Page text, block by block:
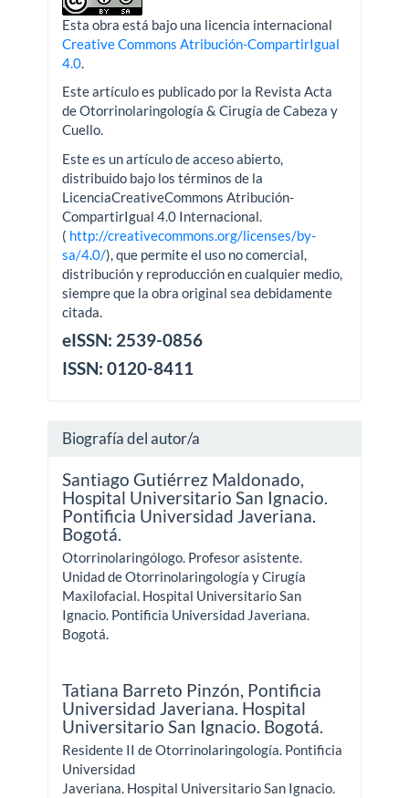
Esta obra está bajo una licencia internacional
Creative Commons Atribución-CompartirIgual
4.0.
Este artículo es publicado por la Revista Acta
de Otorrinolaringología & Cirugía de Cabeza y
Cuello.
Este es un artículo de acceso abierto,
distribuido bajo los términos de la
LicenciaCreativeCommons Atribución-
CompartirIgual 4.0 Internacional.
( http://creativecommons.org/licenses/by-
sa/4.0/), que permite el uso no comercial,
distribución y reproducción en cualquier medio,
siempre que la obra original sea debidamente
citada.
eISSN: 2539-0856
ISSN: 0120-8411
Biografía del autor/a
Santiago Gutiérrez Maldonado,
Hospital Universitario San Ignacio.
Pontificia Universidad Javeriana.
Bogotá.
Otorrinolaringólogo. Profesor asistente.
Unidad de Otorrinolaringología y Cirugía
Maxilofacial. Hospital Universitario San
Ignacio. Pontificia Universidad Javeriana.
Bogotá.
Tatiana Barreto Pinzón, Pontificia
Universidad Javeriana. Hospital
Universitario San Ignacio. Bogotá.
Residente II de Otorrinolaringología. Pontificia
Universidad
Javeriana. Hospital Universitario San Ignacio.